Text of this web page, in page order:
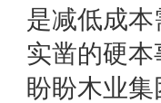
是减低成
实凿的硬
盼盼木业